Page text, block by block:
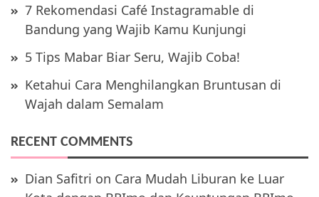
7 Rekomendasi Café Instagramable di
Bandung yang Wajib Kamu Kunjungi
5 Tips Mabar Biar Seru, Wajib Coba!
Ketahui Cara Menghilangkan Bruntusan di
Wajah dalam Semalam
RECENT COMMENTS
Dian Safitri on Cara Mudah Liburan ke Luar